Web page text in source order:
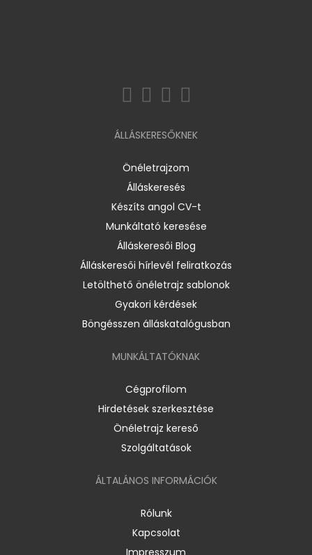
ÁLLÁSKERESŐKNEK
Önéletrajzom
Álláskeresés
Készíts angol CV-t
Munkáltató keresése
Álláskeresői Blog
Álláskeresői hírlevél feliratkozás
Letölthető önéletrajz sablonok
Gyakori kérdések
Böngésszen álláskatalógusban
MUNKÁLTATÓKNAK
Cégprofilom
Hirdetések szerkesztése
Önéletrajz kereső
Szolgáltatások
ÁLTALÁNOS INFORMÁCIÓK
Rólunk
Kapcsolat
Impresszum